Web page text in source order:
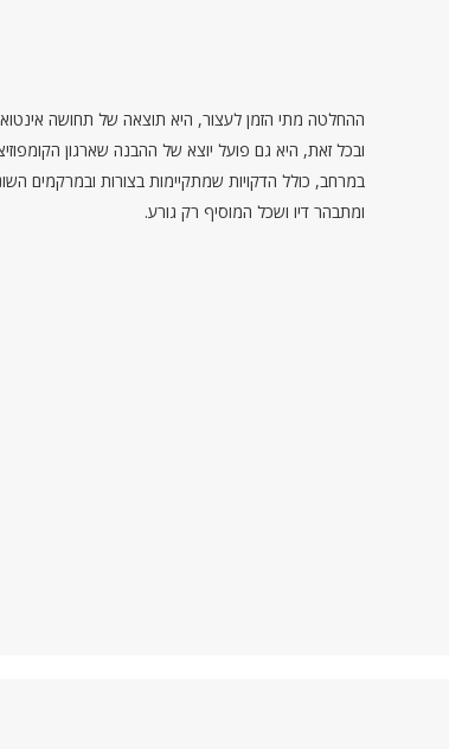
ההחלטה מתי הזמן לעצור, היא תוצאה של תחושה
ובכל זאת, היא גם פועל יוצא של ההבנה שארגון
במרחב, כולל הדקויות שמתקיימות בצורות ובמרקמים
ומתבהר דיו ושכל המוסיף רק גורע.